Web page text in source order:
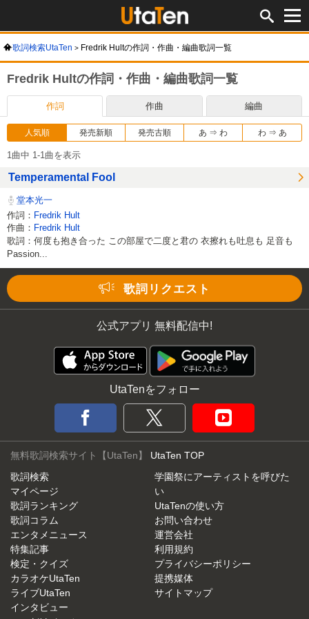
歌詞検索UtaTen Fredrik Hultの作詞・作曲・編曲歌詞一覧
Fredrik Hultの作詞・作曲・編曲歌詞一覧
作詞 作曲 編曲
人気順 発売新順 発売古順 あ ⇒ わ わ ⇒ あ
1曲中 1-1曲を表示
Temperamental Fool
堂本光一
作詞： Fredrik Hult
作曲： Fredrik Hult
歌詞：何度も抱き合った この部屋で二度と君の 衣擦れも吐息も 足音も
Passion...
Unmute /
Loaded:
38.44%
歌詞リクエスト
公式アプリ 無料配信中!
UtaTenをフォロー
無料歌詞検索サイト【UtaTen】 UtaTen TOP
歌詞検索
マイページ
歌詞ランキング
歌詞コラム
エンタメニュース
特集記事
検定・クイズ
カラオケUtaTen
ライブUtaTen
インタビュー
学園祭にアーティストを呼びた
い
UtaTenの使い方
お問い合わせ
運営会社
利用規約
プライバシーポリシー
提携媒体
サイトマップ